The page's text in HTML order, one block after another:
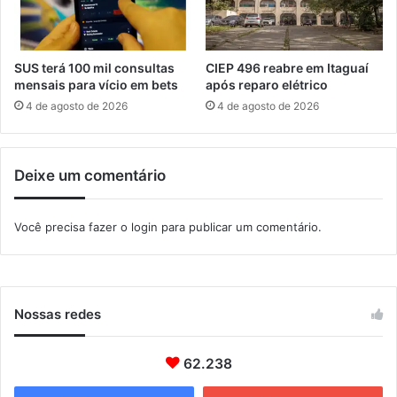
n
l
d
a
o
a
d
e
e
I
e
ã
o
t
a
s
p
r
g
SUS terá 100 mil consultas
mensais para vício em bets
4 de agosto de 2026
CIEP 496 reabre em Itaguaí
após reparo elétrico
4 de agosto de 2026
Deixe um comentário
Você precisa fazer o login para publicar um comentário.
Nossas redes
62.238